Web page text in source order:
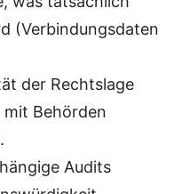
(Verbindungsdaten
der Rechtslage
mit Behörden
Audits